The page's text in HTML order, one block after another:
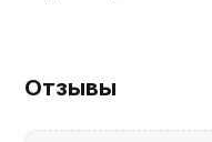
Отзывы